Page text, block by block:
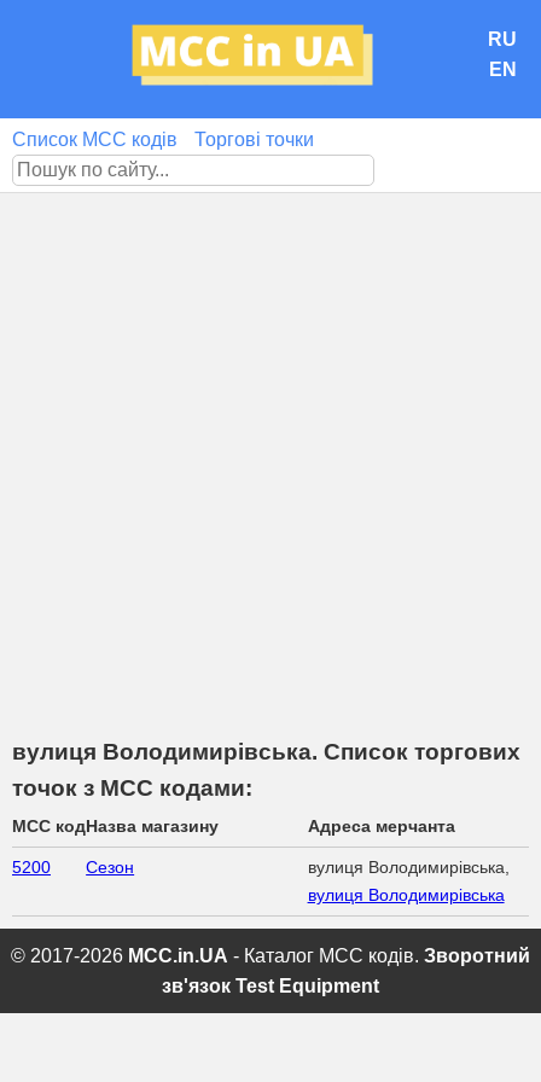
RU
EN
Список MCC кодів Торгові точки
вулиця Володимирівська. Список торгових
точок з МСС кодами:
MCC кодНазва магазину Адреса мерчанта
5200 Сезон
вулиця Володимирівська,
вулиця Володимирівська
© 2017-2026 MCC.in.UA - Каталог MCC кодів. Зворотний
зв'язок Test Equipment